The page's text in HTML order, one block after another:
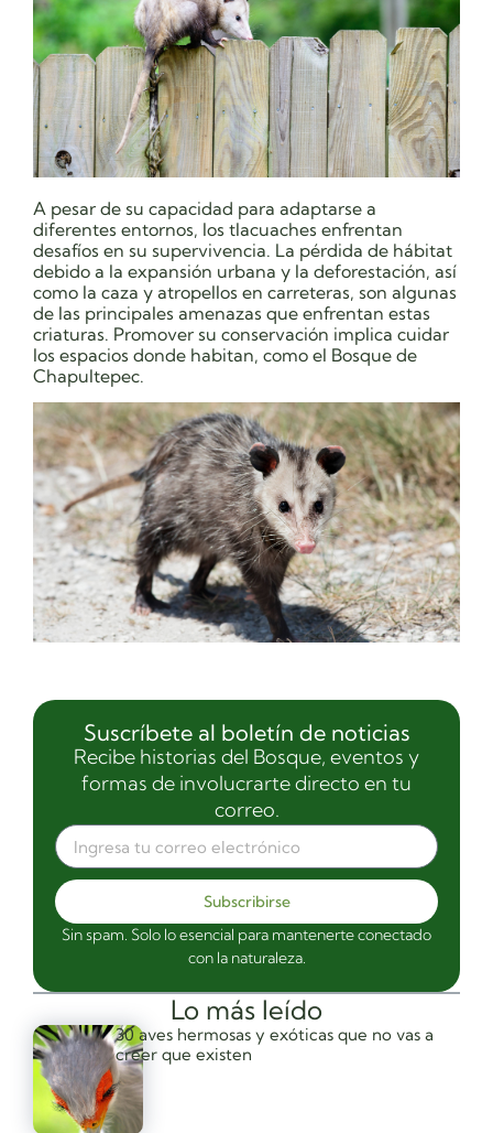
A pesar de su capacidad para adaptarse a
diferentes entornos, los tlacuaches enfrentan
desafíos en su supervivencia. La pérdida de hábitat
debido a la expansión urbana y la deforestación, así
como la caza y atropellos en carreteras, son algunas
de las principales amenazas que enfrentan estas
criaturas. Promover su conservación implica cuidar
los espacios donde habitan, como el Bosque de
Chapultepec.
Lo más leído
30 aves hermosas y exóticas que no vas a
creer que existen
Suscríbete al boletín de noticias
Recibe historias del Bosque, eventos y
formas de involucrarte directo en tu
correo.
Subscribirse
Sin spam. Solo lo esencial para mantenerte conectado
con la naturaleza.